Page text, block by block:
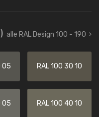
alle RAL Design 100 - 190
05 RAL 100 30 10
05 RAL 100 40 10